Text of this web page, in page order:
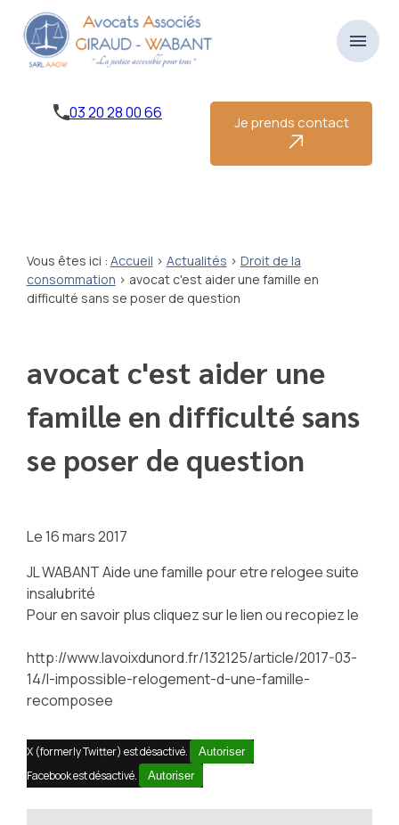
menu
03 20 28 00 66
Je prends contact
Vous êtes ici : Accueil > Actualités > Droit de la
consommation > avocat c'est aider une famille en
difficulté sans se poser de question
avocat c'est aider une
famille en difficulté sans
se poser de question
Le16 mars 2017
JL WABANT Aide une famille pour etre relogee suite
insalubrité
Pour en savoir plus cliquez sur le lien ou recopiez le
http://www.lavoixdunord.fr/132125/article/2017-03-
14/l-impossible-relogement-d-une-famille-
recomposee
X (formerly Twitter) est désactivé. Autoriser
Facebook est désactivé. Autoriser
Panneau de gestion des cookies